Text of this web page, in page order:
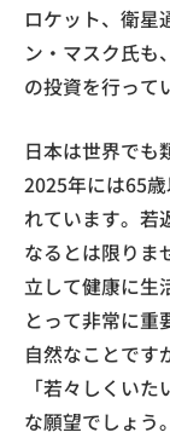
ロケット、衛星
ン・マスク氏も
の投資を行って
日本は世界でも
2025年には65
れています。若
なるとは限りま
立して健康に生
とって非常に重
自然なことです
「若々しくい
な願望でしょう。